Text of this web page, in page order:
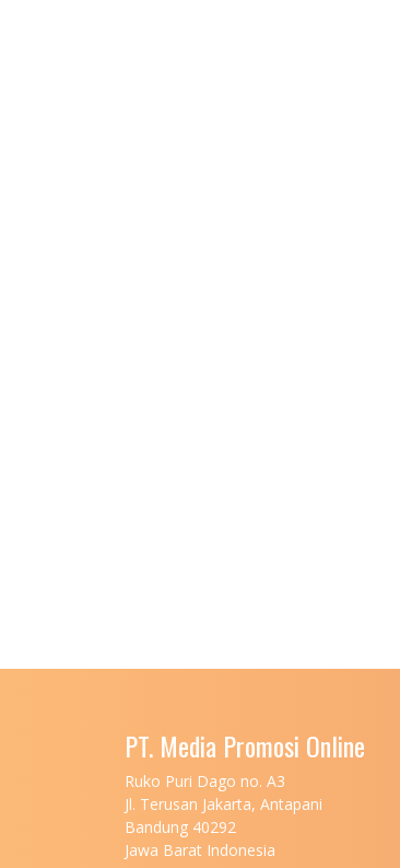
PT. Media Promosi Online
Ruko Puri Dago no. A3
Jl. Terusan Jakarta, Antapani
Bandung 40292
Jawa Barat Indonesia